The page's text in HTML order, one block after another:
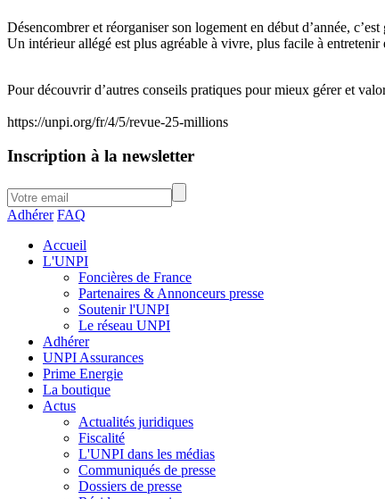
Désencombrer et réorganiser son logement en début d’année,
Un intérieur allégé est plus agréable à vivre, plus facile à entretenir
Pour découvrir d’autres conseils pratiques pour mieux gérer et
https://unpi.org/fr/4/5/revue-25-millions
Inscription à la newsletter
Adhérer FAQ
Accueil
L'UNPI
Foncières de France
Partenaires & Annonceurs presse
Soutenir l'UNPI
Le réseau UNPI
Adhérer
UNPI Assurances
Prime Energie
La boutique
Actus
Actualités juridiques
Fiscalité
L'UNPI dans les médias
Communiqués de presse
Dossiers de presse